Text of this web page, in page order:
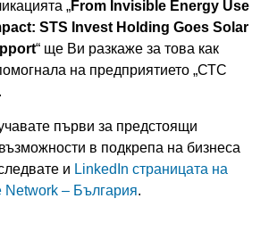
„From Invisible Energy Use
STS Invest Holding Goes Solar
“ ще Ви разкаже за това как
на предприятието „СТС
първи за предстоящи
в подкрепа на бизнеса
и LinkedIn страницата на
Network – България.